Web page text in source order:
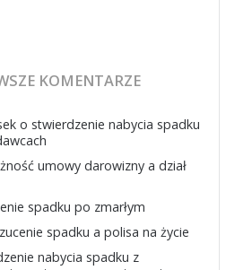
KOMENTARZE
o stwierdzenie nabycia spadku
umowy darowizny a dział
spadku po zmarłym
spadku a polisa na życie
nabycia spadku z